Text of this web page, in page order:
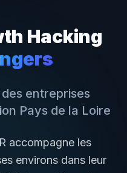
Hacking
entreprises
Pays de la Loire
accompagne les
environs dans leur